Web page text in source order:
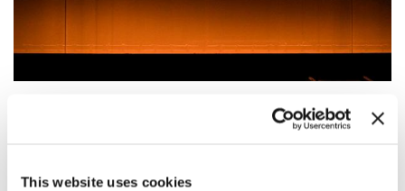
This website uses cookies
TEATRO È UN TEATRO È UN TEATRO È UN